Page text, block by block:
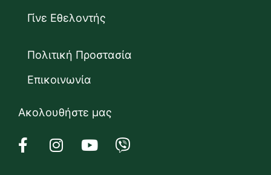
Γίνε Εθελοντής
Πολιτική Προστασία
Επικοινωνία
Ακολουθήστε μας